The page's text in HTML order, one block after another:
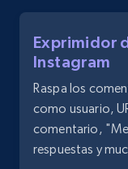
LinkedIn
URL
URL, ID, User
text, Date
Exprimidor
Instagram
Raspa los
como usuario,
comentario,
respuestas y